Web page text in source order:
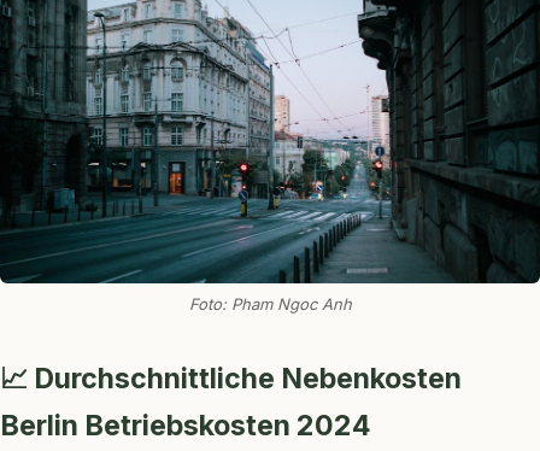
Foto: Pham Ngoc Anh
📈 Durchschnittliche Nebenkosten
Berlin Betriebskosten 2024